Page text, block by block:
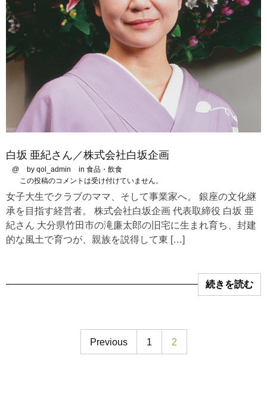
白坂 亜紀さん／株式会社白坂企画
@ by qol_admin in 食品・飲食
この投稿のコメントは受け付けていません。
女子大生でクラブのママ、そして事業家へ。 銀座の文化継
承を目指す経営者。 株式会社白坂企画 代表取締役 白坂 亜
紀さん 大分県竹田市の滝廉太郎の旧宅に生まれ育ち、封建
的な風土で育つが、親族を説得して東 […]
続きを読む
Previous 1 2